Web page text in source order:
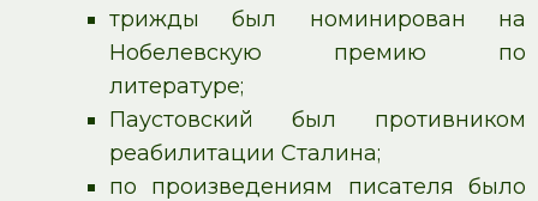
трижды был номинирован на
Нобелевскую премию по
литературе;
Паустовский был противником
реабилитации Сталина;
по произведениям писателя было